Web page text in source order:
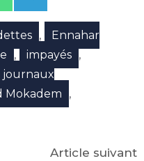
on
Telegram
,
Ennahar
, impayés ,
journaux
Mokadem ,
Article suivant